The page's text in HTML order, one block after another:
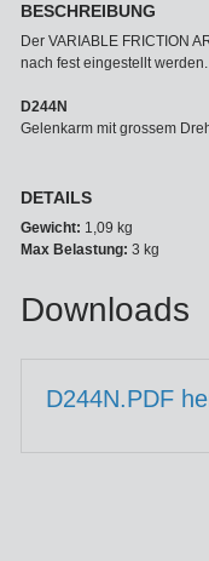
BESCHREIBUNG
Der VARIABLE FRICTION
nach fest eingestellt werden.
D244N
Gelenkarm mit grossem
DETAILS
Gewicht: 1,09 kg
Max Belastung: 3 kg
Downloads
D244N.PDF